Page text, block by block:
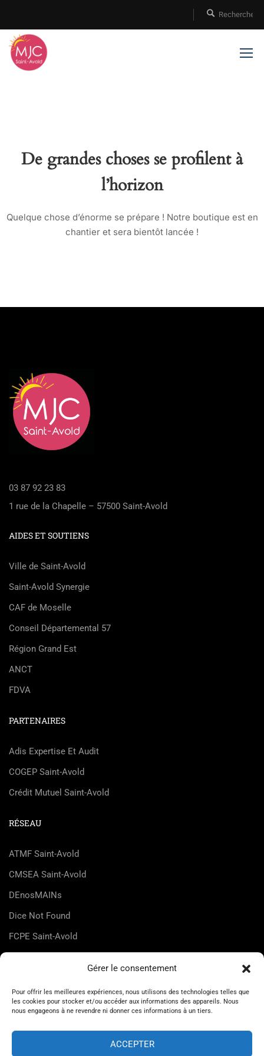
Gérer le consentement
Pour offrir les meilleures expériences, nous utilisons des technologies telles que
les cookies pour stocker et/ou accéder aux informations des appareils. Nous
nous engageons à ne revendre ni donner ces informations à un tiers.
ACCEPTER
De grandes choses se profilent à
l’horizon
Quelque chose d’énorme se prépare ! Notre boutique est en
chantier et sera bientôt lancée !
03 87 92 23 83
1 rue de la Chapelle – 57500 Saint-Avold
AIDES ET SOUTIENS
Ville de Saint-Avold
Saint-Avold Synergie
CAF de Moselle
Conseil Départemental 57
Région Grand Est
ANCT
FDVA
PARTENAIRES
Adis Expertise Et Audit
COGEP Saint-Avold
Crédit Mutuel Saint-Avold
RÉSEAU
ATMF Saint-Avold
CMSEA Saint-Avold
DEnosMAINs
Dice Not Found
FCPE Saint-Avold
UDMJC Moselle
© Maison des Jeunes et de la Culture de Saint-Avold 2026